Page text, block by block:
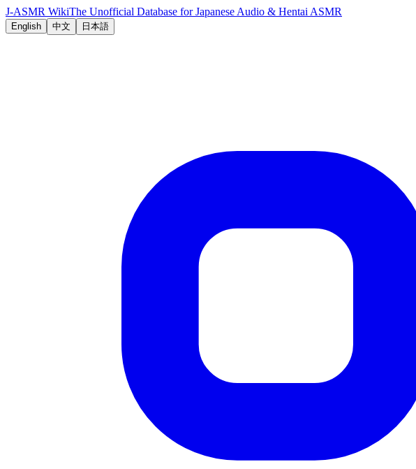
J-ASMR WikiThe Unofficial Database for Japanese Audio & Hentai ASMR
English 中文 日本語